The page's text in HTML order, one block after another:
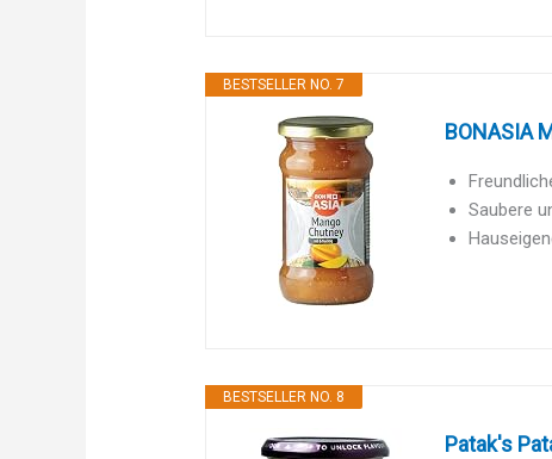
BESTSELLER NO. 7
BONASIA
Saubere
BESTSELLER NO. 8
Patak's